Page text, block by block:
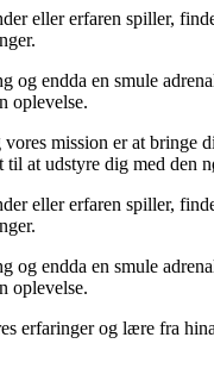
eller erfaren spiller,
endda en smule
oplevelse.
mission er at bringe
at udstyre dig med den
eller erfaren spiller,
endda en smule
oplevelse.
erfaringer og lære fra